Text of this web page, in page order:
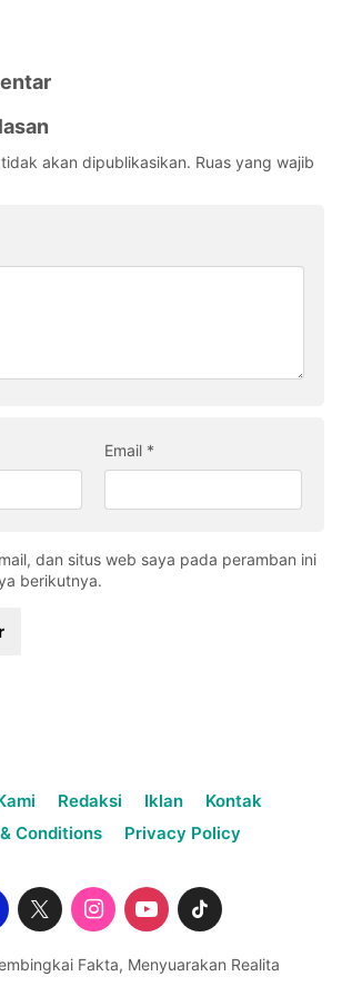
akan dipublikasikan. Ruas yang wajib
Email *
dan situs web saya pada peramban ini
berikutnya.
Redaksi Iklan
Kontak
Conditions
Privacy Policy
Fakta, Menyuarakan Realita